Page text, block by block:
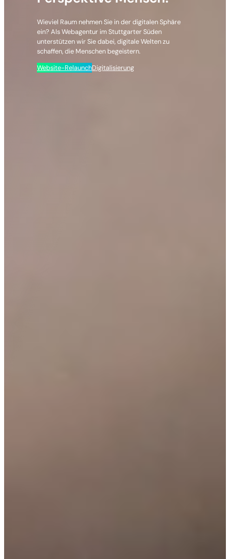
Wieviel Raum nehmen Sie in der digitalen Sphäre
ein? Als Webagentur im Stuttgarter Süden
unterstützen wir Sie dabei, digitale Welten zu
schaffen, die Menschen begeistern.
Website-RelaunchDigitalisierung